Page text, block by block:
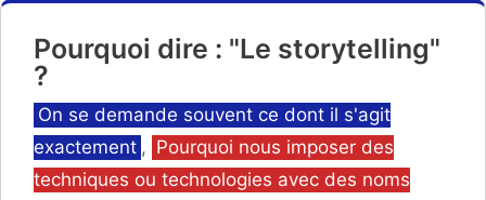
Pourquoi dire : "Le storytelling"
?
Catégories
On se demande souvent ce dont il s'agit
exactement , Pourquoi nous imposer des
techniques ou technologies avec des noms